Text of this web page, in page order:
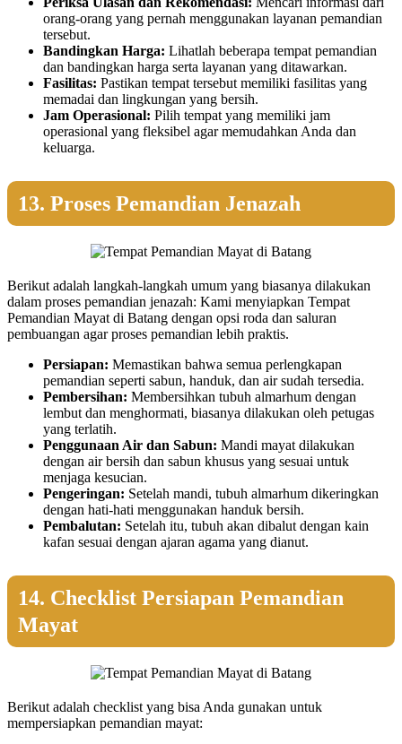
orang-orang yang pernah menggunakan layanan pemandian
tersebut.
Bandingkan Harga: Lihatlah beberapa tempat pemandian
dan bandingkan harga serta layanan yang ditawarkan.
Fasilitas: Pastikan tempat tersebut memiliki fasilitas yang
memadai dan lingkungan yang bersih.
Jam Operasional: Pilih tempat yang memiliki jam
operasional yang fleksibel agar memudahkan Anda dan
keluarga.
13. Proses Pemandian Jenazah
Berikut adalah langkah-langkah umum yang biasanya dilakukan
dalam proses pemandian jenazah: Kami menyiapkan Tempat
Pemandian Mayat di Batang dengan opsi roda dan saluran
pembuangan agar proses pemandian lebih praktis.
Persiapan: Memastikan bahwa semua perlengkapan
pemandian seperti sabun, handuk, dan air sudah tersedia.
Pembersihan: Membersihkan tubuh almarhum dengan
lembut dan menghormati, biasanya dilakukan oleh petugas
yang terlatih.
Penggunaan Air dan Sabun: Mandi mayat dilakukan
dengan air bersih dan sabun khusus yang sesuai untuk
menjaga kesucian.
Pengeringan: Setelah mandi, tubuh almarhum dikeringkan
dengan hati-hati menggunakan handuk bersih.
Pembalutan: Setelah itu, tubuh akan dibalut dengan kain
kafan sesuai dengan ajaran agama yang dianut.
14. Checklist Persiapan Pemandian
Mayat
Berikut adalah checklist yang bisa Anda gunakan untuk
mempersiapkan pemandian mayat: